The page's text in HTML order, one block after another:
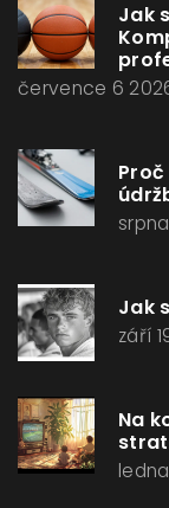
Jak
července 6
Jak
září
Na